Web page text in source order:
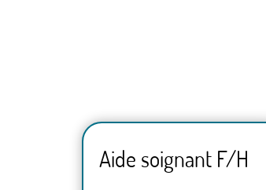
Aide soignant F/H